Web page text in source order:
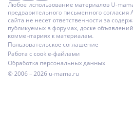
Любое использование материалов U-
предварительного письменного
сайта не несет ответственности за
публикуемых в форумах, доске
комментариях к материалам.
Пользовательское соглашение
Работа с cookie-файлами
Обработка персональных данных
© 2006 – 2026 u-mama.ru